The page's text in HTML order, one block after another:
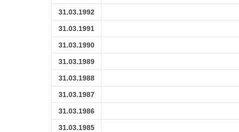
31.03.1992
31.03.1991
31.03.1990
31.03.1989
31.03.1988
31.03.1987
31.03.1986
31.03.1985